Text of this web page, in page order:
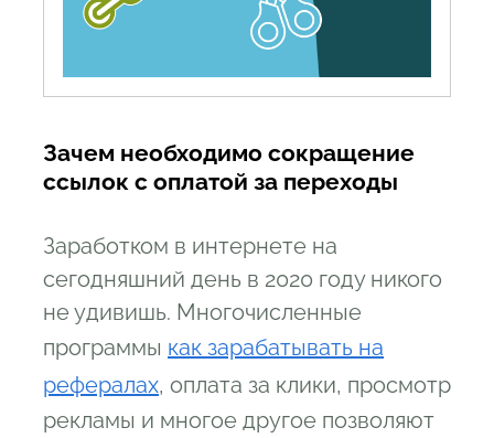
платят - 5 популярных сайтов для
3.1 AdF ly
3.3 Linkbucks com
3.4
3.5 Shorte st
4 Сервисы, которые не рекомендуем
Зачем необходимо сокращение
ссылок с оплатой за переходы
Заработком в интернете на
сегодняшний день в 2020 году никого
не удивишь. Многочисленные
программы как зарабатывать на
рефералах, оплата за клики, просмотр
рекламы и многое другое позволяют